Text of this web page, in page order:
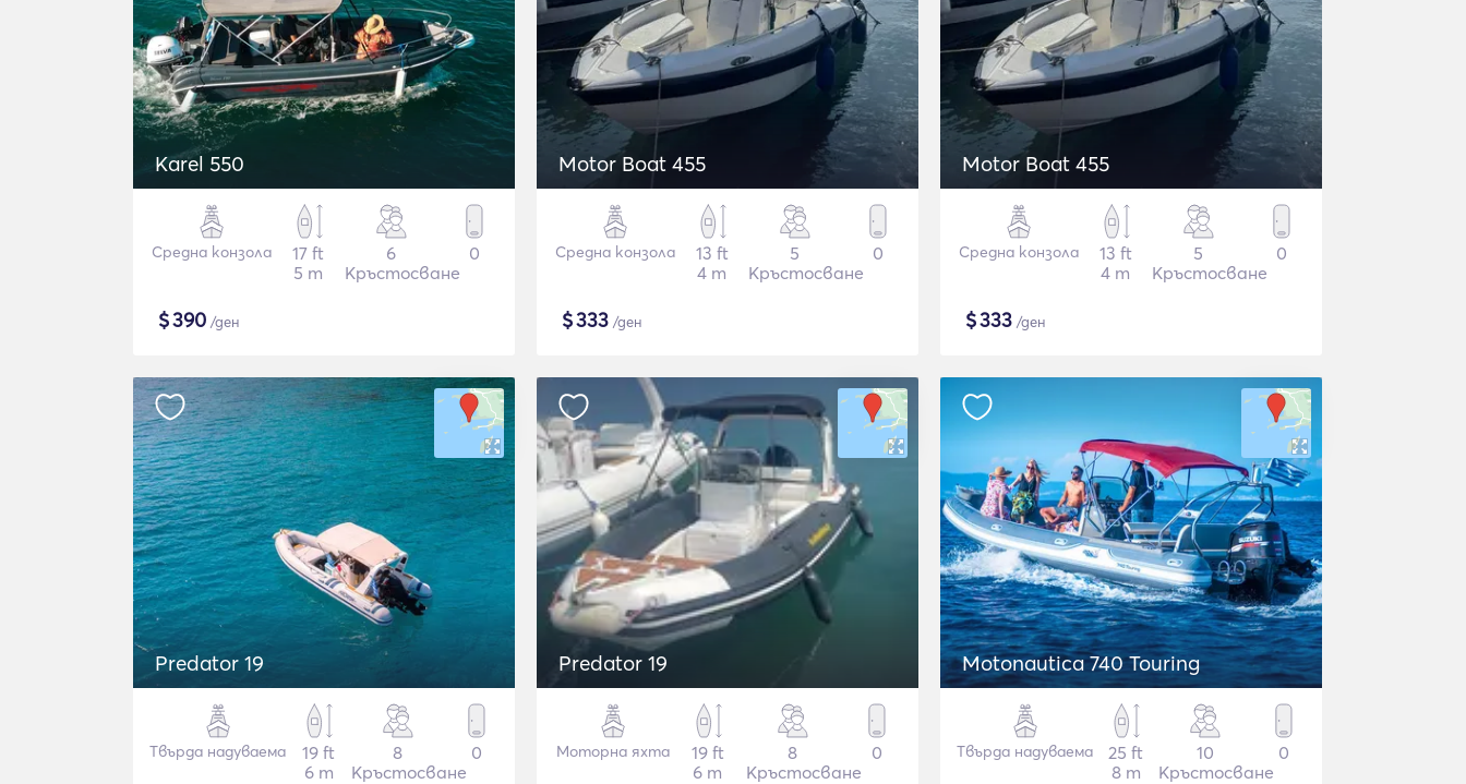
Karel 550
Средна конзола
17 ft
5 m
6
Кръстосване
0
$390 /ден
Motor Boat 455
Средна конзола
13 ft
4 m
5
Кръстосване
0
$333 /ден
Motor Boat 455
Средна конзола
13 ft
4 m
5
Кръстосване
0
$333 /ден
Predator 19
Твърда надуваема
19 ft
6 m
8
Кръстосване
0
Predator 19
Моторна яхта
19 ft
6 m
8
Кръстосване
0
Motonautica 740 Touring
Твърда надуваема
25 ft
8 m
10
Кръстосване
0